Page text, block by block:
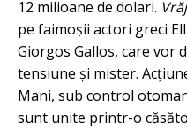
12 milioane de dolari.
pe faimoșii actori greci
Giorgos Gallos, care vor
tensiune și mister.
Mani, sub control
sunt unite printr-o